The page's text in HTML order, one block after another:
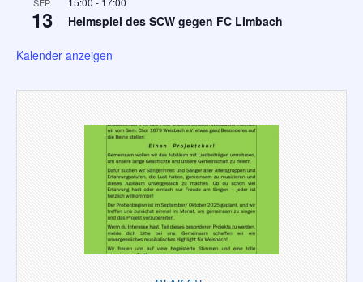
SEP.
13 Heimspiel des SCW gegen FC Limbach
Kalender anzeigen